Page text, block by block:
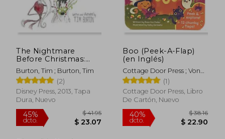
The Nightmare
Before Christmas:
20Th Anniversary
Edition (en Inglés)
Burton, Tim ; Burton, Tim
(2)
Disney Press, 2013, Tapa
Dura, Nuevo
Boo (Peek-A-Flap)
(en Inglés)
Cottage Door Press ; Von
Feder, Rosa ; Zermeño,
Gaby
(1)
Cottage Door Press, Libro
De Cartón, Nuevo